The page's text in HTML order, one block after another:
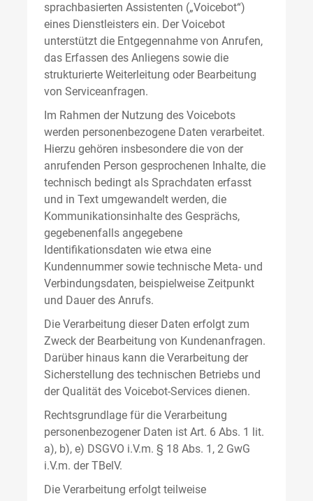
sprachbasierten Assistenten („Voicebot“)
eines Dienstleisters ein. Der Voicebot
unterstützt die Entgegennahme von Anrufen,
das Erfassen des Anliegens sowie die
strukturierte Weiterleitung oder Bearbeitung
von Serviceanfragen.
Im Rahmen der Nutzung des Voicebots
werden personenbezogene Daten verarbeitet.
Hierzu gehören insbesondere die von der
anrufenden Person gesprochenen Inhalte, die
technisch bedingt als Sprachdaten erfasst
und in Text umgewandelt werden, die
Kommunikationsinhalte des Gesprächs,
gegebenenfalls angegebene
Identifikationsdaten wie etwa eine
Kundennummer sowie technische Meta- und
Verbindungsdaten, beispielweise Zeitpunkt
und Dauer des Anrufs.
Die Verarbeitung dieser Daten erfolgt zum
Zweck der Bearbeitung von Kundenanfragen.
Darüber hinaus kann die Verarbeitung der
Sicherstellung des technischen Betriebs und
der Qualität des Voicebot-Services dienen.
Rechtsgrundlage für die Verarbeitung
personenbezogener Daten ist Art. 6 Abs. 1 lit.
a), b), e) DSGVO i.V.m. § 18 Abs. 1, 2 GwG
i.V.m. der TBelV.
Die Verarbeitung erfolgt teilweise